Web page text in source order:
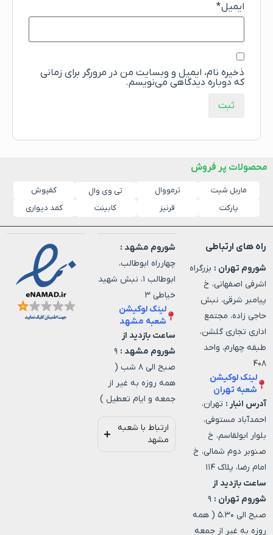
ایمیل*
ذخیره نام، ایمیل و وبسایت من در مرورگر برای زمانی
که دوباره دیدگاهی می‌نویسم.
محصولات پر فروش
ماربل شیت ترمووال تی وی وال
کفپوش
پارکت
قرنیز کابینت کمد دیواری
راه های ارتباطی
شوروم تهران : بزرگراه
اشرفی اصفهانی، خ
پیامبر شرقی، نبش
حاجی زاده، مجتمع
اداری تجاری گلشن،
طبقه چهارم، واحد
۴۰۸
لینک لوکیشن
شعبه تهران
آدرس انبار : تهران،
احمدآباد مستوفی،
بلوار ابولقاسم، خ
صنوبر دوم شمالی، خ
امام رضا، پلاک ۱۱۴
ساعت بازدید از
شوروم تهران : ۹
صبح الی ۵.۳۰ ( همه
روزه به غیر از جمعه
شوروم مشهد :
چهارراه ابوطالب،
ابوطالب ۱، نبش شهید
خیاطی ۳
لینک لوکیشن
شعبه مشهد
ساعت بازدید از
شوروم مشهد : ۹
صبح الی ۸ شب (
همه روزه به غیر از
جمعه و ایام تعطیل )
ارتباط با شعبه
مشهد